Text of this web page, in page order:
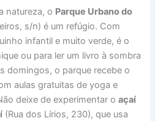
natureza, o Parque Urbano do
s/n) é um refúgio. Com
infantil e muito verde, é o
ou para ler um livro à sombra
domingos, o parque recebe o
aulas gratuitas de yoga e
deixe de experimentar oaçaí
(Rua dos Lírios, 230), que usa